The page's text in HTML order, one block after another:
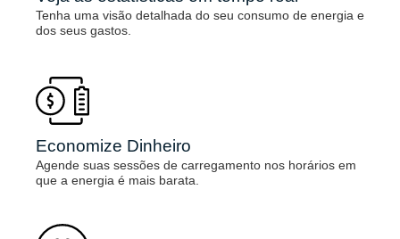
Tenha uma visão detalhada do seu consumo de energia e
dos seus gastos.
Economize Dinheiro
Agende suas sessões de carregamento nos horários em
que a energia é mais barata.